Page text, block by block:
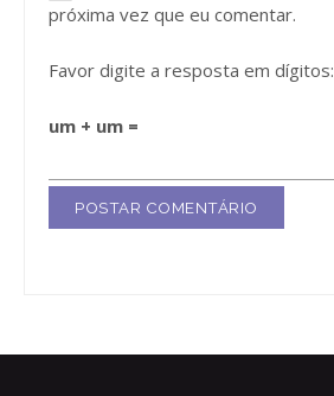
próxima vez que eu comentar.
Favor digite a resposta em dígitos:
um + um =